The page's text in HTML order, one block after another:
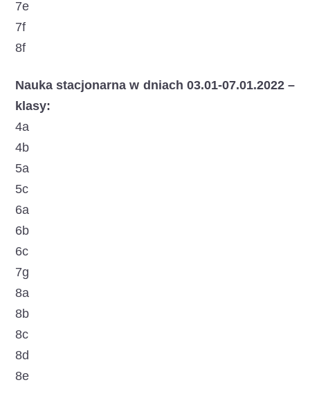
7e
7f
8f
Nauka stacjonarna w dniach 03.01-07.01.2022 –
klasy:
4a
4b
5a
5c
6a
6b
6c
7g
8a
8b
8c
8d
8e